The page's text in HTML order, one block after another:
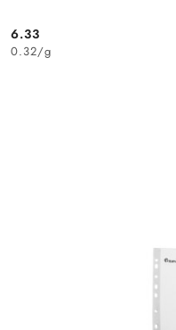
Cena:
6.33
0.32/g